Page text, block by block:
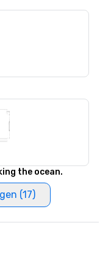
the ocean.
(17)